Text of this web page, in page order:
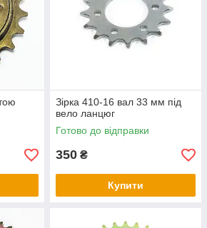
Зірка 410-16 вал 33 мм під
вело ланцюг
Готово до відправки
350 ₴
Купити